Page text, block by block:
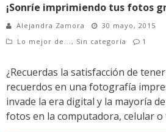
¡Sonríe imprimiendo tus fotos
Alejandra Zamora
30 mayo, 2015
Lo mejor de..., Sin categoría 1
¿Recuerdas la satisfacción de
recuerdos en una fotografía
invade la era digital y la mayoría
fotos en la computadora, celular o